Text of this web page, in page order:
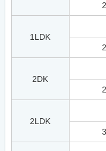
2
1LDK
2
2DK
2
2LDK
3